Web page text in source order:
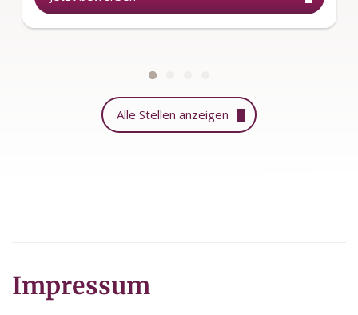
Alle Stellen anzeigen
Impressum